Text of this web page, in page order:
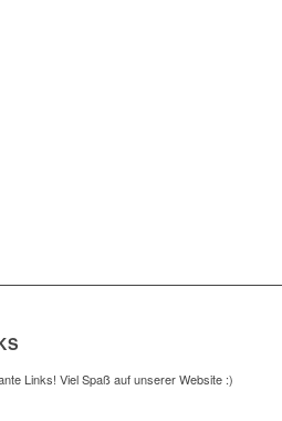
Links! Viel Spaß auf unserer Website :)